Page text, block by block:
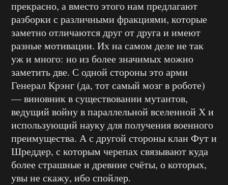
прекрасно, а вместо этого нам предлагают
разборки с различными фракциями, которые
заметно отличаются друг от друга и имеют
разные мотивации. Их на самом деле не так
уж и много: но из более значимых можно
заметить две. С одной стороны это арми
Генерал Крэнг (да, тот самый мозг в роботе)
— виновник в существовании мутантов,
ведущий войну в параллельной вселенной Х и
использующий науку для получения военного
преимущества. А с другой стороны клан Фут и
Шреддер, с которым черепах связывают куда
более страшные и древние счёты, о которых,
увы не скажу, ибо спойлер.